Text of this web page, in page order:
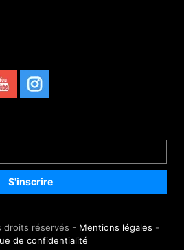
droits réservés - Mentions légales -
de confidentialité